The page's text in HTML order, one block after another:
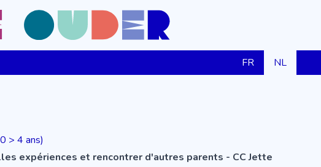
FR NL
> 4 ans)
expériences et rencontrer d'autres parents - CC Jette